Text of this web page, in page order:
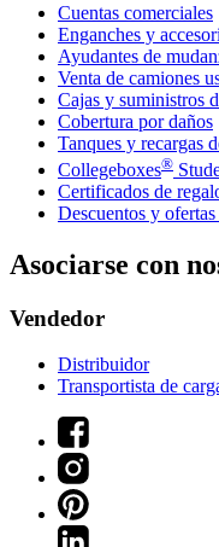
Cuentas comerciales
Enganches y
Ayudantes de
Venta de camiones
Cajas y suministros
Cobertura por daños
Tanques y recargas
Collegeboxes®
Certificados de
Descuentos y ofertas
Asociarse con
Vendedor
Distribuidor
Transportista de